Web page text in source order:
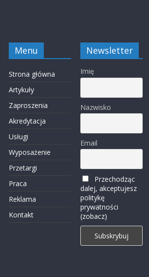
Menu
Strona główna
Artykuły
Zaproszenia
Akredytacja
Usługi
Wyposażenie
Przetargi
Praca
Reklama
Kontakt
Newsletter
Imię
Nazwisko
Email
Przechodząc
dalej, akceptujesz
politykę
prywatności
(zobacz)